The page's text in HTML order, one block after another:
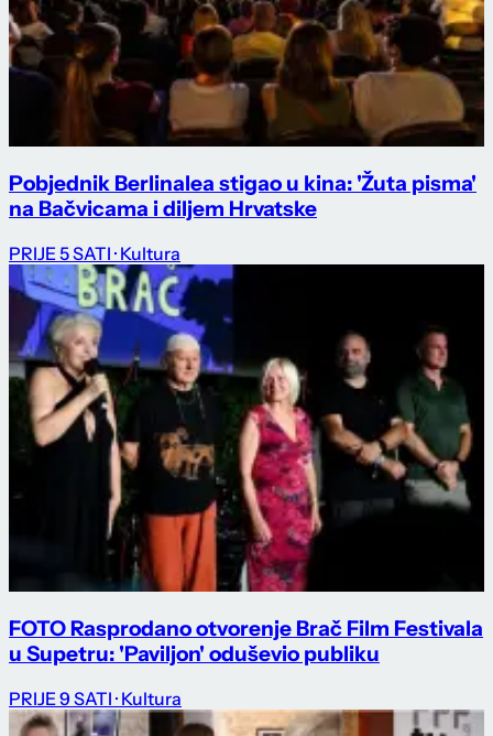
Pobjednik Berlinalea stigao u kina: 'Žuta pisma'
na Bačvicama i diljem Hrvatske
PRIJE 5 SATI · Kultura
FOTO Rasprodano otvorenje Brač Film Festivala
u Supetru: 'Paviljon' oduševio publiku
PRIJE 9 SATI · Kultura